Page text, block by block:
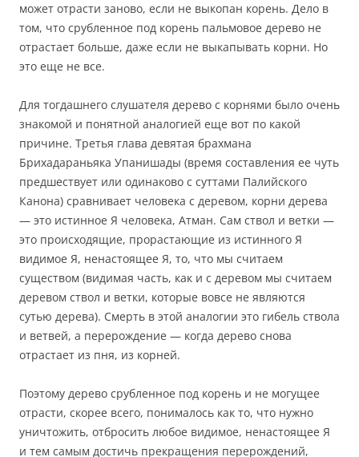
может отрасти заново, если не выкопан корень. Дело в
том, что срубленное под корень пальмовое дерево не
отрастает больше, даже если не выкапывать корни. Но
это еще не все.
Для тогдашнего слушателя дерево с корнями было очень
знакомой и понятной аналогией еще вот по какой
причине. Третья глава девятая брахмана
Брихадараньяка Упанишады (время составления ее чуть
предшествует или одинаково с суттами Палийского
Канона) сравнивает человека с деревом, корни дерева
— это истинное Я человека, Атман. Сам ствол и ветки —
это происходящие, прорастающие из истинного Я
видимое Я, ненастоящее Я, то, что мы считаем
существом (видимая часть, как и с деревом мы считаем
деревом ствол и ветки, которые вовсе не являются
сутью дерева). Смерть в этой аналогии это гибель ствола
и ветвей, а перерождение — когда дерево снова
отрастает из пня, из корней.
Поэтому дерево срубленное под корень и не могущее
отрасти, скорее всего, понималось как то, что нужно
уничтожить, отбросить любое видимое, ненастоящее Я
и тем самым достичь прекращения перерождений,